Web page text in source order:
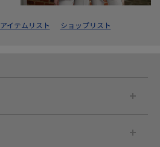
アイテムリスト ショップリスト